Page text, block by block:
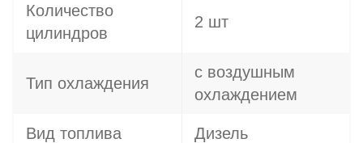
Количество
цилиндров
2 шт
Тип охлаждения
с воздушным
охлаждением
Вид топлива Дизель